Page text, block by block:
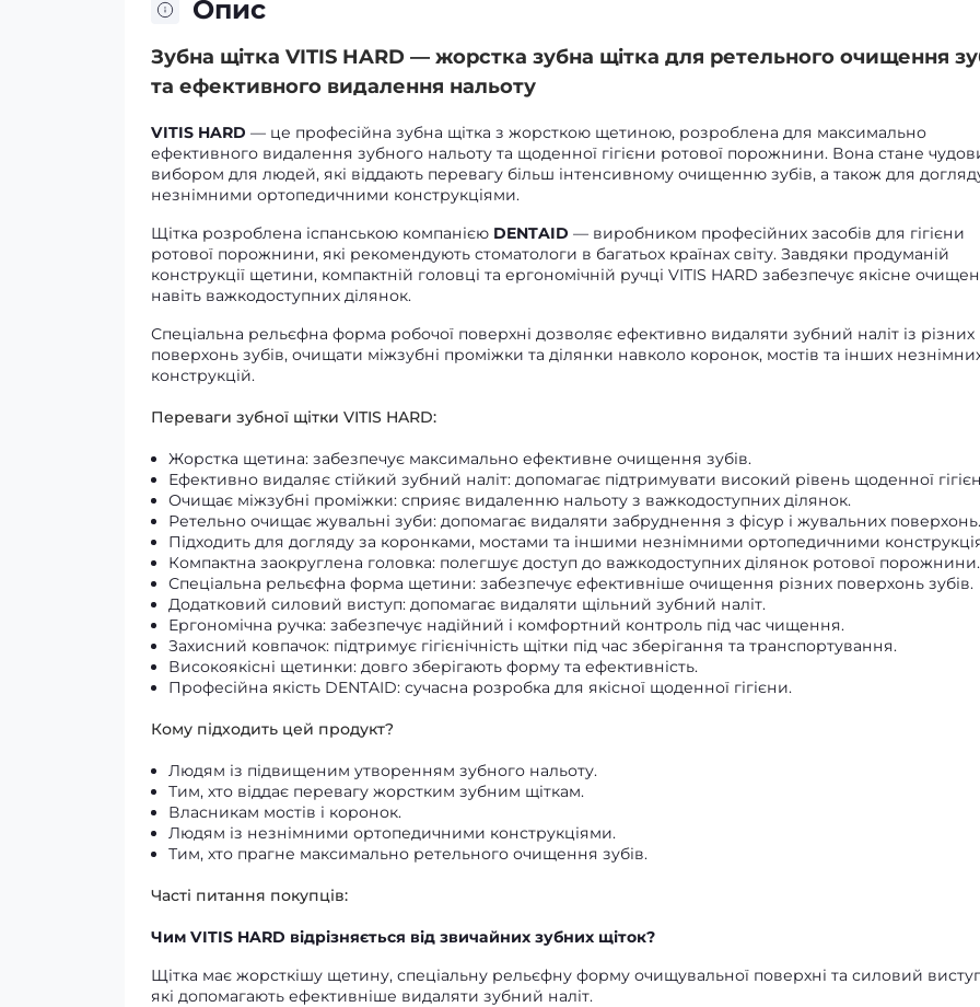
Опис
Зубна щітка VITIS HARD — жорстка зубна щітка для ретельного очищення
та ефективного видалення нальоту
VITIS HARD — це професійна зубна щітка з жорсткою щетиною, розроблена для максимально
ефективного видалення зубного нальоту та щоденної гігієни ротової порожнини. Вона стане
вибором для людей, які віддають перевагу більш інтенсивному очищенню зубів, а також для
незнімними ортопедичними конструкціями.
Щітка розроблена іспанською компанією DENTAID — виробником професійних засобів для гігієни
ротової порожнини, які рекомендують стоматологи в багатьох країнах світу. Завдяки продуманій
конструкції щетини, компактній головці та ергономічній ручці VITIS HARD забезпечує якісне
навіть важкодоступних ділянок.
Спеціальна рельєфна форма робочої поверхні дозволяє ефективно видаляти зубний наліт із різних
поверхонь зубів, очищати міжзубні проміжки та ділянки навколо коронок, мостів та інших
конструкцій.
Переваги зубної щітки VITIS HARD:
Жорстка щетина: забезпечує максимально ефективне очищення зубів.
Ефективно видаляє стійкий зубний наліт: допомагає підтримувати високий рівень щоденної
Очищає міжзубні проміжки: сприяє видаленню нальоту з важкодоступних ділянок.
Ретельно очищає жувальні зуби: допомагає видаляти забруднення з фісур і жувальних поверхонь.
Підходить для догляду за коронками, мостами та іншими незнімними ортопедичними
Компактна заокруглена головка: полегшує доступ до важкодоступних ділянок ротової порожнини.
Спеціальна рельєфна форма щетини: забезпечує ефективніше очищення різних поверхонь зубів.
Додатковий силовий виступ: допомагає видаляти щільний зубний наліт.
Ергономічна ручка: забезпечує надійний і комфортний контроль під час чищення.
Захисний ковпачок: підтримує гігієнічність щітки під час зберігання та транспортування.
Високоякісні щетинки: довго зберігають форму та ефективність.
Професійна якість DENTAID: сучасна розробка для якісної щоденної гігієни.
Кому підходить цей продукт?
Людям із підвищеним утворенням зубного нальоту.
Тим, хто віддає перевагу жорстким зубним щіткам.
Власникам мостів і коронок.
Людям із незнімними ортопедичними конструкціями.
Тим, хто прагне максимально ретельного очищення зубів.
Часті питання покупців:
Чим VITIS HARD відрізняється від звичайних зубних щіток?
Щітка має жорсткішу щетину, спеціальну рельєфну форму очищувальної поверхні та силовий
які допомагають ефективніше видаляти зубний наліт.